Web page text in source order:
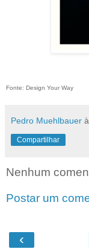
Fonte: Design Your Way
Pedro Muehlbauer
Compartilhar
Nenhum
Postar um
‹